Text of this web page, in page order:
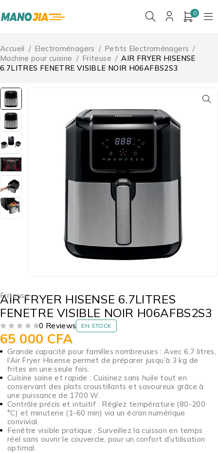
0
Accueil / Electroménagers / Petits Electroménagers /
Machine pour cuisine / Friteuse / AIR FRYER HISENSE
6.7LITRES FENETRE VISIBLE NOIR H06AFBS2S3
Friteuse
AIR FRYER HISENSE 6.7LITRES
FENETRE VISIBLE NOIR H06AFBS2S3
0 Reviews EN STOCK
65 000 CFA
Grande capacité pour familles nombreuses : Avec 6,7 litres,
l’Air Fryer Hisense permet de préparer jusqu’à 3 kg de
frites en une seule fois.
Cuisine saine et rapide : Cuisinez sans huile tout en
conservant des plats croustillants et savoureux grâce à
une puissance de 1700 W.
Contrôle précis et intuitif : Réglez température (80-200
°C) et minuterie (1-60 min) via un écran numérique
convivial.
Fenêtre visible pratique : Surveillez la cuisson en temps
réel sans ouvrir le couvercle, pour un confort d’utilisation
optimal.